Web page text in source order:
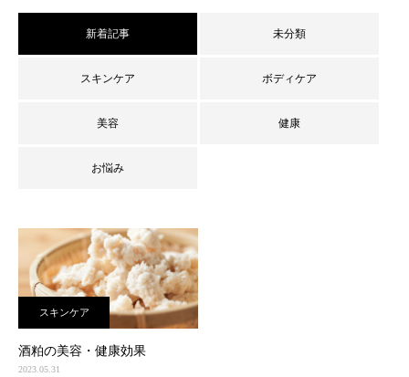
新着記事 未分類
スキンケア ボディケア
美容 健康
お悩み
スキンケア
酒粕の美容・健康効果
2023.05.31